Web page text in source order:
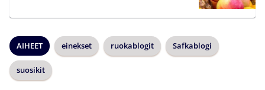
AIHEET einekset ruokablogit Safkablogi
suosikit